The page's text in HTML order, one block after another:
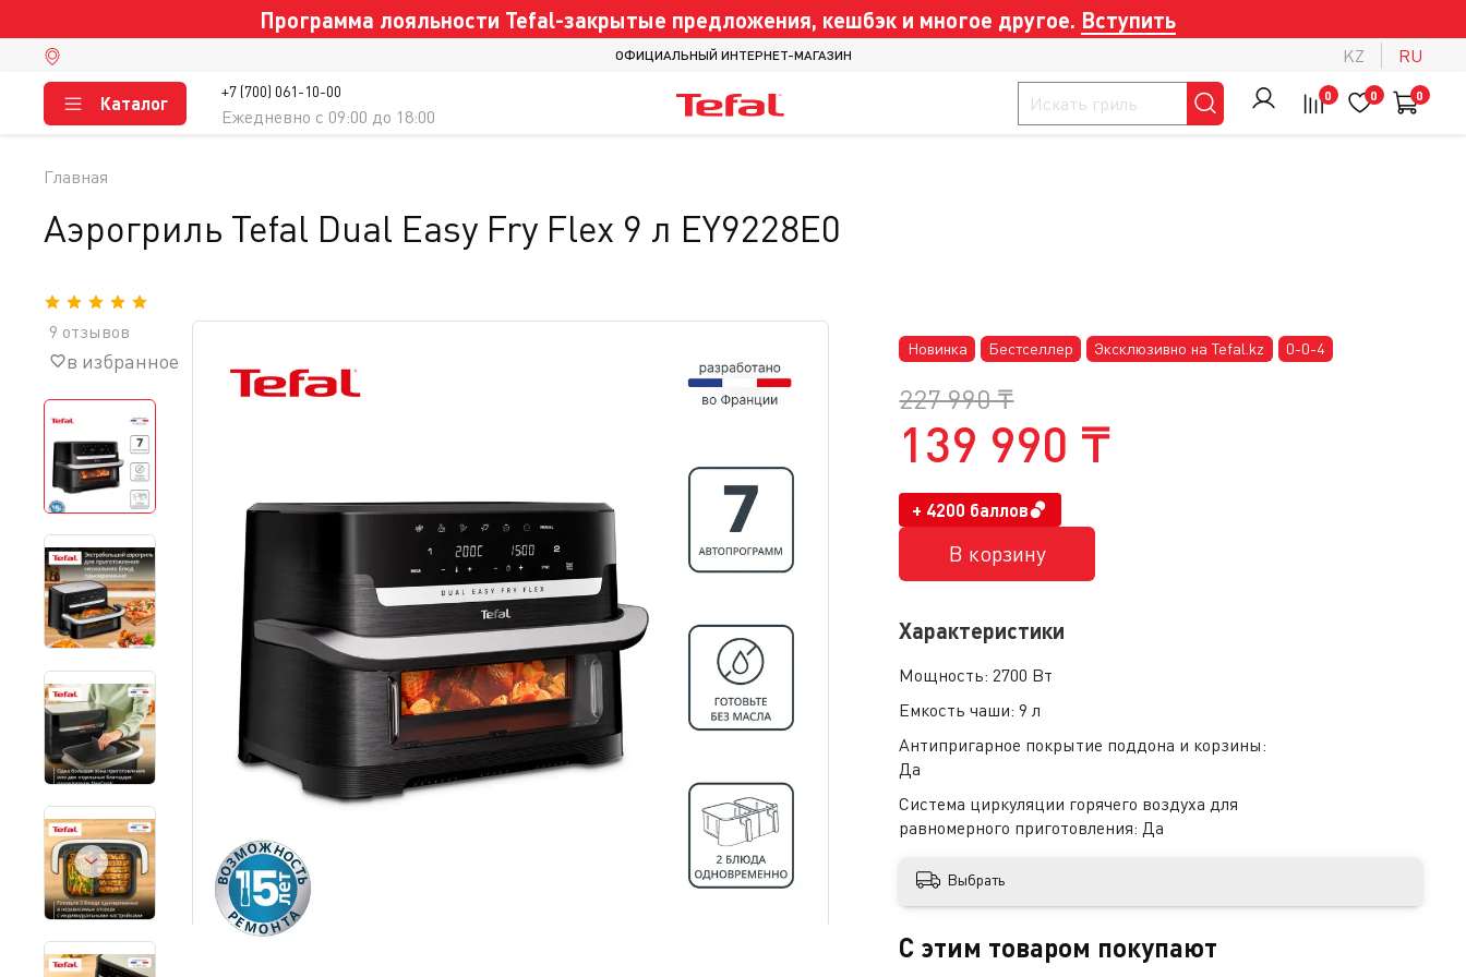
Программа лояльности Tefal-закрытые предложения, кешбэк и многое другое. Вступить
ОФИЦИАЛЬНЫЙ ИНТЕРНЕТ-МАГАЗИН KZ RU
+7 (700) 061-10-00
Ежедневно c 09:00 до 18:00
Каталог 0 0 0
Новинка Бестселлер Эксклюзивно на Tefal.kz 0-0-4
227 990 ₸
139 990 ₸
+ 4200 баллов
В корзину
Характеристики
Мощность: 2700 Вт
Емкость чаши:9 л
Антипригарное покрытие поддона и корзины:
Да
Система циркуляции горячего воздуха для
равномерного приготовления: Да
Выбрать
С этим товаром покупают
Главная
Аэрогриль Tefal Dual Easy Fry Flex 9 л EY9228E0
9 отзывов
в избранное